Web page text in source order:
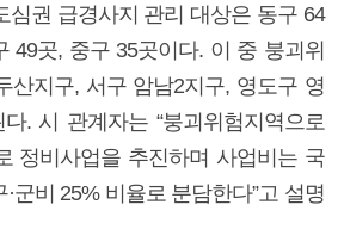
심권 급경사지 관리 대상은 동구 64
49곳, 중구 35곳이다. 이 중 붕괴위
산지구, 서구 암남2지구, 영도구 영
. 시 관계자는 “붕괴위험지역으로
정비사업을 추진하며 사업비는 국
군비 25% 비율로 분담한다”고 설명